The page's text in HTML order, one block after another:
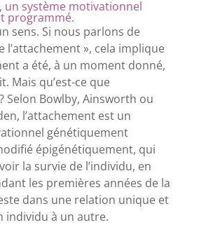
un système motivationnel
programmé.
sens. Si nous parlons de
l’attachement », cela implique
a été, à un moment donné,
Mais qu’est-ce que
Selon Bowlby, Ainsworth ou
l’attachement est un
génétiquement
épigénétiquement, qui
la survie de l’individu, en
les premières années de la
dans une relation unique et
individu à un autre.